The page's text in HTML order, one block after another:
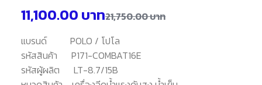
21,750.00บาท
11,100.00 บาท
แบรนด์ POLO / โปโล
รหัสสินค้า P171-COMBAT16E
รหัสผู้ผลิต LT-8.7/15B